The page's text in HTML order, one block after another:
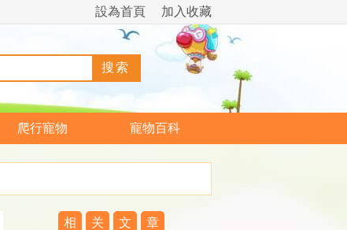
加入收藏
設為首頁
爬行寵物 寵物百科
相 关 文 章